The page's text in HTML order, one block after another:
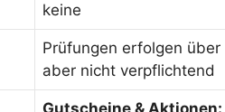
keine
Prüfungen erfolgen
aber nicht verpflichtend
Gutscheine & Aktionen: